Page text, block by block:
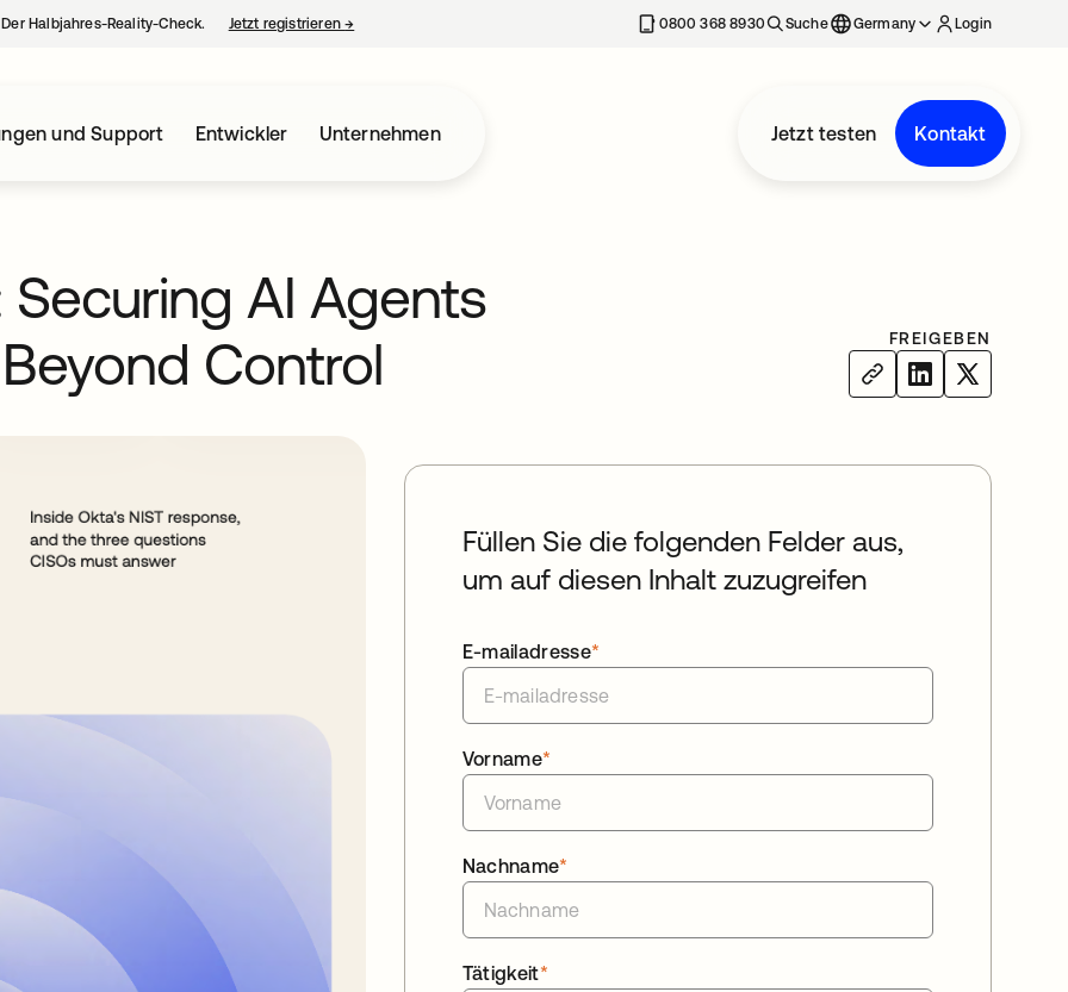
Halbjahres-Reality-Check. Jetzt registrieren→ 0800 368 8930 Suche Germany Login
und Support Entwickler Unternehmen Jetzt testen Kontakt
AI Agents
Control
FREIGEBEN
Füllen Sie die folgenden Felder aus,
um auf diesen Inhalt zuzugreifen
*
E-mailadresse
*
Vorname
*
Nachname
*
Tätigkeit